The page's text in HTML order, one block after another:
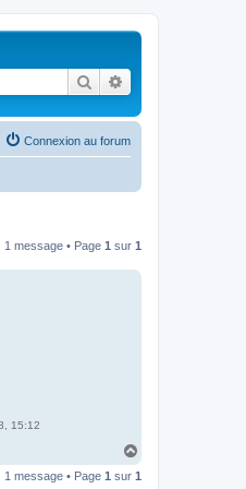
Rechercher
Connexion au forum
1 message • Page 1 sur 1
15:12
u
1 message • Page 1 sur 1